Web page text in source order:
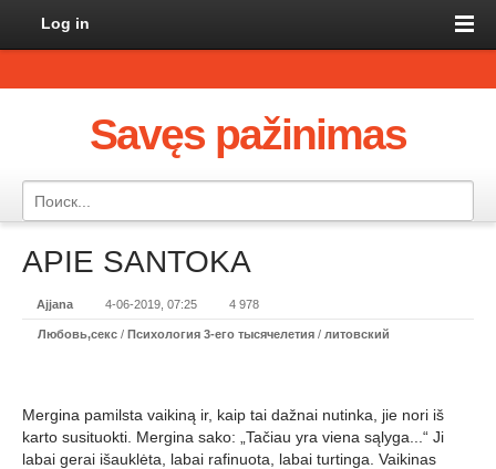
Log in
Savęs pažinimas
APIE SANTOKA
Ajjana 4-06-2019, 07:25 4 978
Любовь,секс / Психология 3-его тысячелетия / литовский
Mergina pamilsta vaikiną ir, kaip tai dažnai nutinka, jie nori iš
karto susituokti. Mergina sako: „Tačiau yra viena sąlyga...“ Ji
labai gerai išauklėta, labai rafinuota, labai turtinga. Vaikinas